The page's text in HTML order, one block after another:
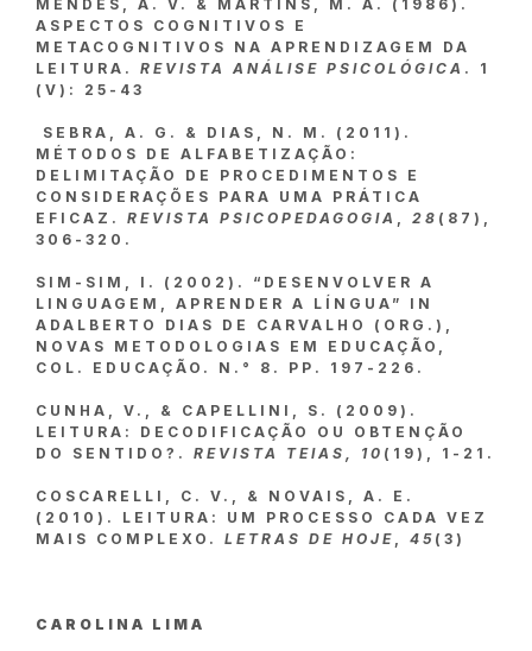
MENDES, A. V. & MARTINS, M. A. (1986).
ASPECTOS COGNITIVOS E
METACOGNITIVOS NA APRENDIZAGEM DA
LEITURA. REVISTA ANÁLISE PSICOLÓGICA . 1
(V): 25-43
SEBRA, A. G. & DIAS, N. M. (2011).
MÉTODOS DE ALFABETIZAÇÃO:
DELIMITAÇÃO DE PROCEDIMENTOS E
CONSIDERAÇÕES PARA UMA PRÁTICA
EFICAZ. REVISTA PSICOPEDAGOGIA , 28 (87),
306-320.
SIM-SIM, I. (2002). “DESENVOLVER A
LINGUAGEM, APRENDER A LÍNGUA” IN
ADALBERTO DIAS DE CARVALHO (ORG.),
NOVAS METODOLOGIAS EM EDUCAÇÃO,
COL. EDUCAÇÃO. N.° 8. PP. 197-226.
CUNHA, V., & CAPELLINI, S. (2009).
LEITURA: DECODIFICAÇÃO OU OBTENÇÃO
DO SENTIDO?. REVISTA TEIAS, 10 (19), 1-21.
COSCARELLI, C. V., & NOVAIS, A. E.
(2010). LEITURA: UM PROCESSO CADA VEZ
MAIS COMPLEXO. LETRAS DE HOJE , 45 (3)
CAROLINA LIMA